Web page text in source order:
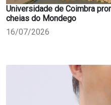
Universidade de Coimbra
cheias do Mondego
16/07/2026